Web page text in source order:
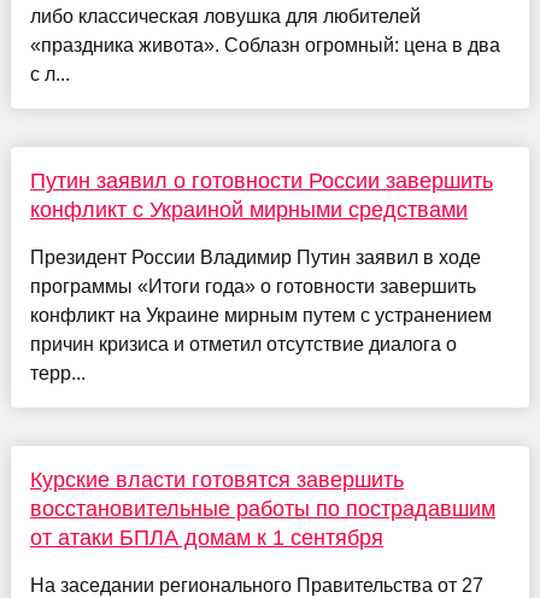
либо классическая ловушка для любителей
«праздника живота». Соблазн огромный: цена в два
с л...
Путин заявил о готовности России завершить
конфликт с Украиной мирными средствами
Президент России Владимир Путин заявил в ходе
программы «Итоги года» о готовности завершить
конфликт на Украине мирным путем с устранением
причин кризиса и отметил отсутствие диалога о
терр...
Курские власти готовятся завершить
восстановительные работы по пострадавшим
от атаки БПЛА домам к 1 сентября
На заседании регионального Правительства от 27